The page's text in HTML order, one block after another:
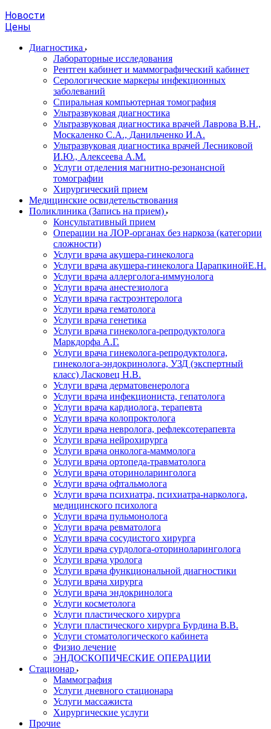
Новости
Цены
Диагностика
Лабораторные исследования
Рентген кабинет и маммографический кабинет
Серологические маркеры инфекционных
заболеваний
Спиральная компьютерная томография
Ультразвуковая диагностика
Ультразвуковая диагностика врачей Лаврова В.Н.,
Москаленко С.А., Данильченко И.А.
Ультразвуковая диагностика врачей Лесниковой
И.Ю., Алексеева А.М.
Услуги отделения магнитно-резонансной
томографии
Хирургический прием
Медицинские освидетельствования
Поликлиника (Запись на прием)
Консультативный прием
Операции на ЛОР-органах без наркоза (категории
сложности)
Услуги врача акушера-гинеколога
Услуги врача акушера-гинеколога ЦарапкинойЕ.Н.
Услуги врача аллерголога-иммунолога
Услуги врача анестезиолога
Услуги врача гастроэнтеролога
Услуги врача гематолога
Услуги врача генетика
Услуги врача гинеколога-репродуктолога
Маркдорфа А.Г.
Услуги врача гинеколога-репродуктолога,
гинеколога-эндокринолога, УЗД (экспертный
класс) Ласковец Н.В.
Услуги врача дерматовенеролога
Услуги врача инфекциониста, гепатолога
Услуги врача кардиолога, терапевта
Услуги врача колопроктолога
Услуги врача невролога, рефлексотерапевта
Услуги врача нейрохирурга
Услуги врача онколога-маммолога
Услуги врача ортопеда-травматолога
Услуги врача оториноларинголога
Услуги врача офтальмолога
Услуги врача психиатра, психиатра-нарколога,
медицинского психолога
Услуги врача пульмонолога
Услуги врача ревматолога
Услуги врача сосудистого хирурга
Услуги врача сурдолога-оториноларинголога
Услуги врача уролога
Услуги врача функциональной диагностики
Услуги врача хирурга
Услуги врача эндокринолога
Услуги косметолога
Услуги пластического хирурга
Услуги пластического хирурга Бурдина В.В.
Услуги стоматологического кабинета
Физио лечение
ЭНДОСКОПИЧЕСКИЕ ОПЕРАЦИИ
Стационар
Маммография
Услуги дневного стационара
Услуги массажиста
Хирургические услуги
Прочие